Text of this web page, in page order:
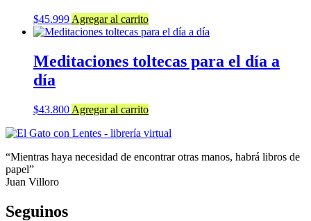
$45.999 Agregar al carrito
Meditaciones toltecas para el día a
día
$43.800 Agregar al carrito
“Mientras haya necesidad de encontrar otras manos, habrá libros de
papel”
Juan Villoro
Seguinos